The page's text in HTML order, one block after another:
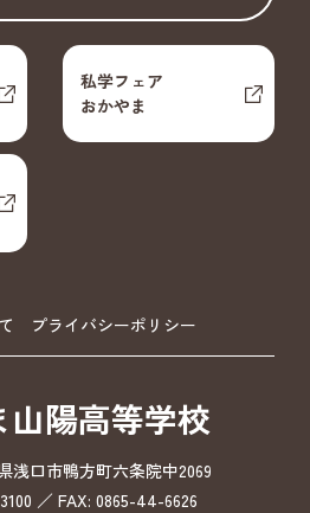
私学フェア
おかやま
プライバシーポリシー
山陽高等学校
浅口市鴨方町六条院中2069
／ FAX: 0865-44-6626